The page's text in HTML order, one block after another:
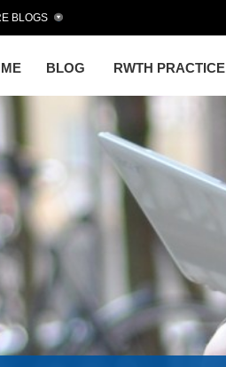
BLOG RWTH PRACTICE
BLOGS